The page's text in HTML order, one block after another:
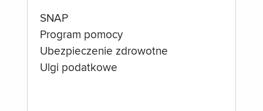
SNAP
Program pomocy
Ubezpieczenie zdrowotne
Ulgi podatkowe